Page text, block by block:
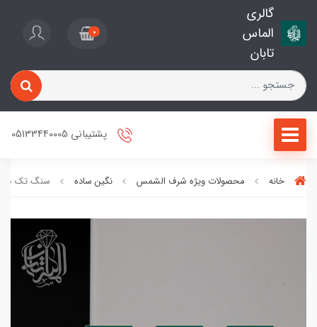
گالری
الماس
تابان
0
پشتیبانی 05133440005
خانه محصولات ویژه شرف الشمس نگین ساده سنگ تک